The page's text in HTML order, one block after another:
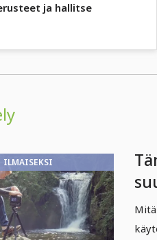
ja hallitse
ILMAISEKSI